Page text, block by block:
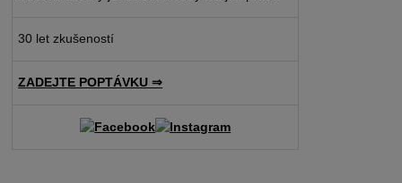
30 let zkušeností
ZADEJTE POPTÁVKU ⇒